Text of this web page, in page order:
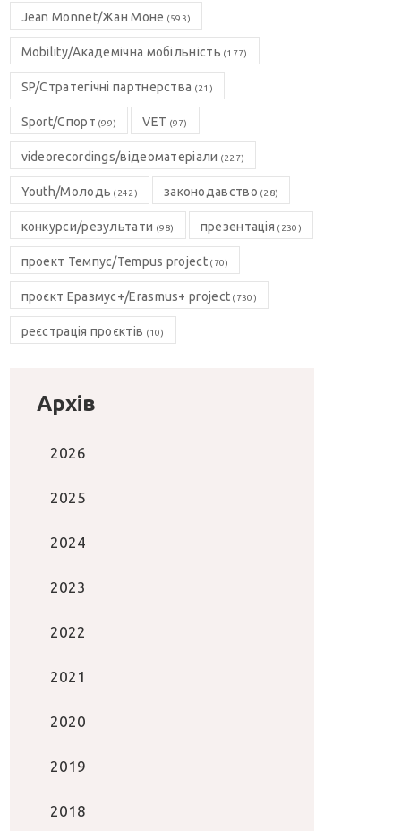
Jean Monnet/Жан Моне (593)
Mobility/Академічна мобільність (177)
SP/Стратегічні партнерства (21)
Sport/Спорт (99) VET (97)
videorecordings/відеоматеріали (227)
Youth/Молодь (242) законодавство (28)
конкурси/результати (98) презентація (230)
проект Темпус/Tempus project(70)
проєкт Еразмус+/Erasmus+ project (730)
реєстрація проєктів (10)
Архів
2026
2025
2024
2023
2022
2021
2020
2019
2018